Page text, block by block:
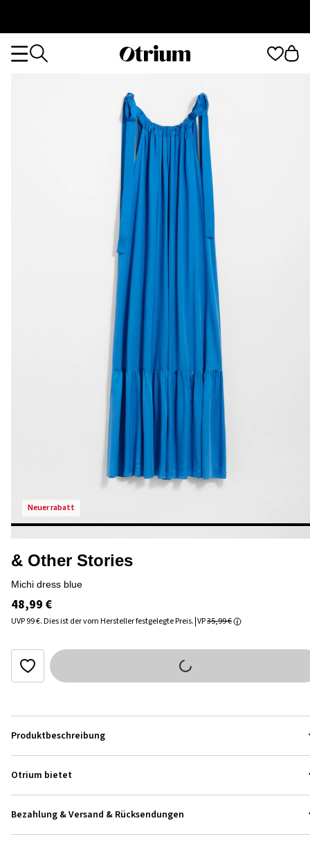
Otrium
neuer rabatt
& Other Stories
michi dress blue
48,99 €
UVP99 €.Dies ist der vom Hersteller festgelegte Preis. VP35,99 €
Produktbeschreibung
Otrium bietet
Bezahlung & Versand & Rücksendungen